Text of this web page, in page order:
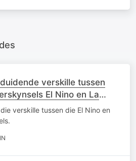
verskille tussen
El Nino en La
verskille tussen die El Nino en